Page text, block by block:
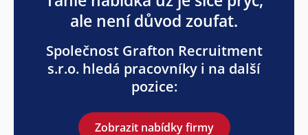
ale není důvod zoufat.
Společnost Grafton Recruitment
s.r.o. hledá pracovníky i na další
pozice:
Zobrazit nabídky firmy